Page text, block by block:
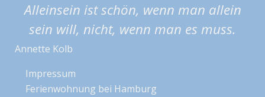
Alleinsein ist schön, wenn man allein
sein will, nicht, wenn man es muss.
Annette Kolb
Impressum
Ferienwohnung bei Hamburg